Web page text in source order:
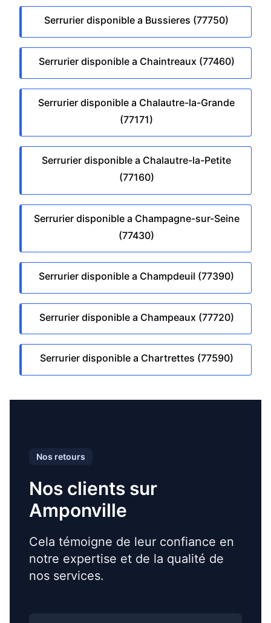
Serrurier disponible a Bussieres (77750)
Serrurier disponible a Chaintreaux (77460)
Serrurier disponible a Chalautre-la-Grande
(77171)
Serrurier disponible a Chalautre-la-Petite
(77160)
Serrurier disponible a Champagne-sur-Seine
(77430)
Serrurier disponible a Champdeuil (77390)
Serrurier disponible a Champeaux (77720)
Serrurier disponible a Chartrettes (77590)
Nos retours
Nos clients sur
Amponville
Cela témoigne de leur confiance en
notre expertise et de la qualité de
nos services.